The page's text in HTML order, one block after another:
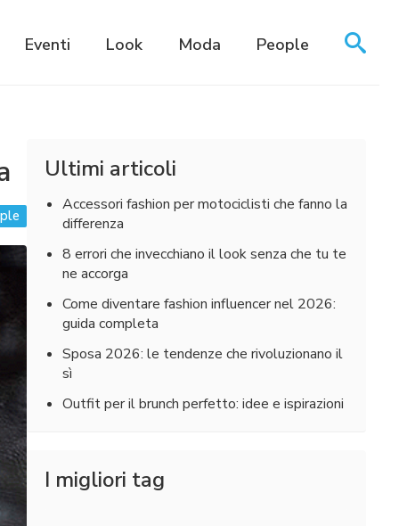
Eventi Look Moda People
Ultimi articoli
Accessori fashion per motociclisti che fanno la
differenza
8 errori che invecchiano il look senza che tu te
ne accorga
Come diventare fashion influencer nel 2026:
guida completa
Sposa 2026: le tendenze che rivoluzionano il
sì
Outfit per il brunch perfetto: idee e ispirazioni
I migliori tag